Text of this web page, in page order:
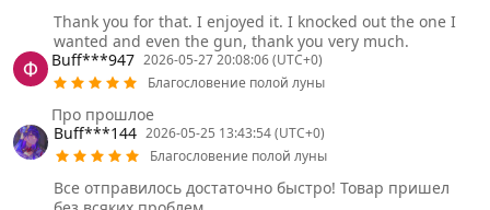
Thank you for that. I enjoyed it. I knocked out the one I
wanted and even the gun, thank you very much.
Buff***947 2026-05-27 20:08:06 (UTC+0)
Благословение полой луны
Про прошлое
Buff***144 2026-05-25 13:43:54 (UTC+0)
Благословение полой луны
Все отправилось достаточно быстро! Товар пришел